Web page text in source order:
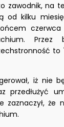
zawodnik, na
od kilku
Przez
to
iż nie
przedłużyć
zaznaczył, że